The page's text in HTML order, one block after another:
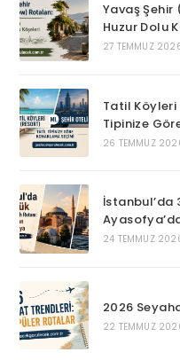
Yavaş Şehir
Huzur Dolu
27 TEMMUZ
Tatil Köyleri
Tipinize
26 TEMMUZ
İstanbul’da
24 TEMMUZ
2026
22 TEMMUZ